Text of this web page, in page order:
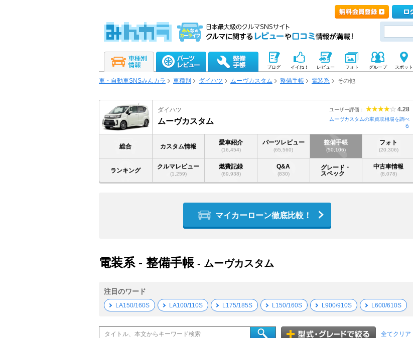
ブログ イイね！ レビュー フォト グループ スポット
車・自動車SNSみんカラ 車種別 ダイハツ ムーヴカスタム 整備手帳 電装系 その他
ユーザー評価： 4.28
ダイハツ
ムーヴカスタム
ムーヴカスタムの車買取相場を調べ
る
総合 カスタム情報
愛車紹介
(16,454)
パーツレビュー
(65,560)
整備手帳
(50,106)
フォト
(20,306)
ランキング
クルマレビュー
(1,259)
燃費記録
(69,938)
Q&A
(830)
グレード・
スペック
中古車情報
(8,078)
マイカーローン徹底比較！
電装系 - 整備手帳 - ムーヴカスタム
注目のワード
LA150/160S LA100/110S L175/185S L150/160S L900/910S L600/610S
全てクリア